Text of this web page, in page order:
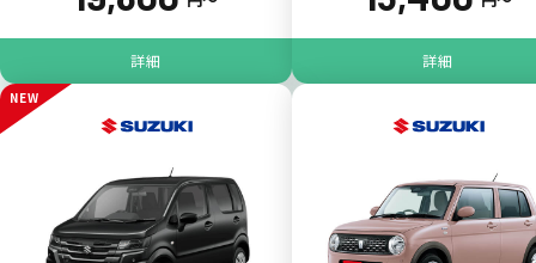
イントが貯まります。
詳細 詳細
NEW